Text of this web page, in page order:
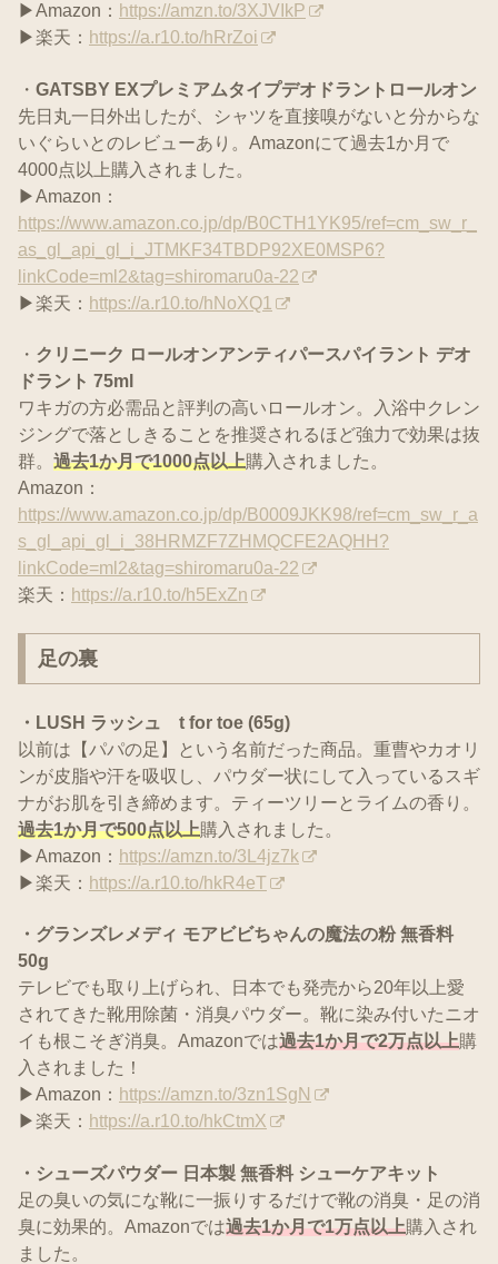
▶Amazon： https://amzn.to/3XJVIkP
▶楽天： https://a.r10.to/hRrZoi
・ GATSBY EXプレミアムタイプデオドラントロールオン
先日丸一日外出したが、シャツを直接嗅がないと分からな
いぐらいとのレビューあり。Amazonにて過去1か月で
4000点以上購入されました。
▶Amazon：
https://www.amazon.co.jp/dp/B0CTH1YK95/ref=cm_sw_r_
as_gl_api_gl_i_JTMKF34TBDP92XE0MSP6?
linkCode=ml2&tag=shiromaru0a-22
▶楽天： https://a.r10.to/hNoXQ1
・ クリニーク ロールオンアンティパースパイラント デオ
ドラント 75ml
ワキガの方必需品と評判の高いロールオン。入浴中クレン
ジングで落としきることを推奨されるほど強力で効果は抜
群。 過去1か月で1000点以上購入されました。
Amazon：
https://www.amazon.co.jp/dp/B0009JKK98/ref=cm_sw_r_a
s_gl_api_gl_i_38HRMZF7ZHMQCFE2AQHH?
linkCode=ml2&tag=shiromaru0a-22
楽天： https://a.r10.to/h5ExZn
足の裏
・LUSH ラッシュ t for toe (65g)
以前は【パパの足】という名前だった商品。重曹やカオリ
ンが皮脂や汗を吸収し、パウダー状にして入っているスギ
ナがお肌を引き締めます。ティーツリーとライムの香り。
過去1か月で500点以上購入されました。
▶Amazon： https://amzn.to/3L4jz7k
▶楽天： https://a.r10.to/hkR4eT
・グランズレメディ モアビビちゃんの魔法の粉 無香料
50g
テレビでも取り上げられ、日本でも発売から20年以上愛
されてきた靴用除菌・消臭パウダー。靴に染み付いたニオ
イも根こそぎ消臭。Amazonでは過去1か月で2万点以上購
入されました！
▶Amazon： https://amzn.to/3zn1SgN
▶楽天： https://a.r10.to/hkCtmX
・シューズパウダー 日本製 無香料 シューケアキット
足の臭いの気にな靴に一振りするだけで靴の消臭・足の消
臭に効果的。Amazonでは過去1か月で1万点以上購入され
ました。